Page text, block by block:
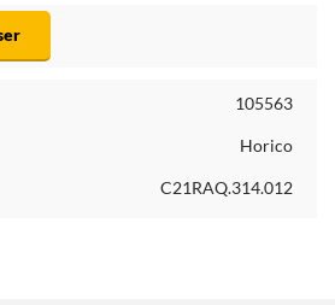
105563
Horico
C21RAQ.314.012